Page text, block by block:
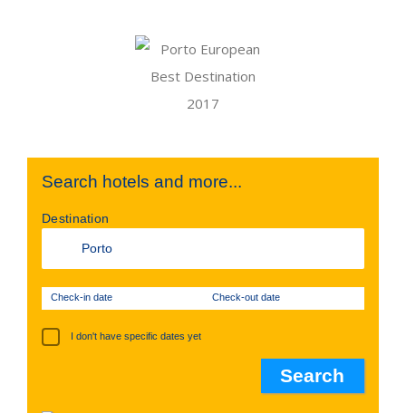
Search hotels and more...
Destination
Check-in date Check-out date
I don't have specific dates yet